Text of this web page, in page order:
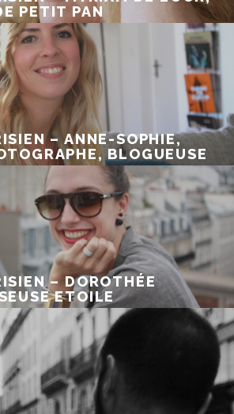
PETIT PAN
– ANNE-SOPHIE,
BLOGUEUSE
– DOROTHÉE
ETOILE